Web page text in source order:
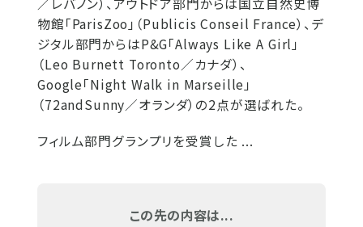
物館「ParisZoo」（Publicis Conseil France）、デ
ジタル部門からはP&G「Always Like A Girl」
（Leo Burnett Toronto／カナダ）、
Google「Night Walk in Marseille」
（72andSunny／オランダ）の2点が選ばれた。
フィルム部門グランプリを受賞した ...
この先の内容は...